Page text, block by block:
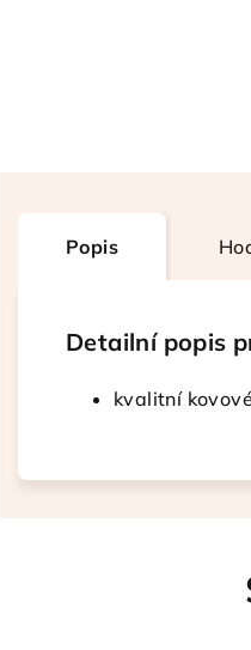
Popis
Detailní popis
kvalitní